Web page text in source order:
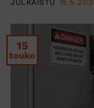
JULKAISTU
15
touko